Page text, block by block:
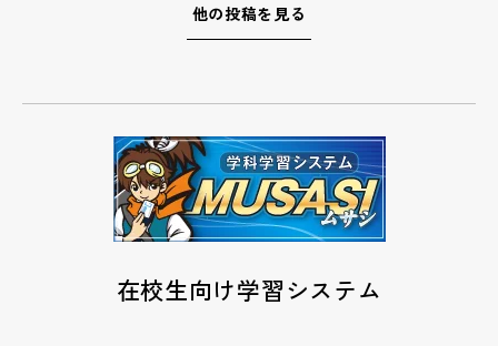
他の投稿を見る
在校生向け学習システム